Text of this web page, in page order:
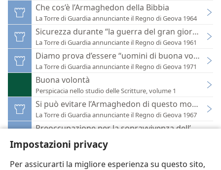
Impostazioni privacy
Per assicurarti la migliore esperienza su questo sito,
Che cos’è l’Armaghedon della Bibbia
La Torre di Guardia annunciante il Regno di Geova 1964
Sicurezza durante “la guerra del gran giorno di
La Torre di Guardia annunciante il Regno di Geova 1961
Diamo prova d’essere “uomini di buona volontà”
La Torre di Guardia annunciante il Regno di Geova 1971
Buona volontà
Perspicacia nello studio delle Scritture, volume 1
Si può evitare l’Armaghedon di questo mondo?
La Torre di Guardia annunciante il Regno di Geova 1967
Preoccupazione per la sopravvivenza dell’uomo
La Torre di Guardia annunciante il Regno di Geova 1960